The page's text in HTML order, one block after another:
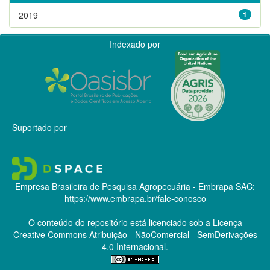
1
2019
Indexado por
Suportado por
Empresa Brasileira de Pesquisa Agropecuária - Embrapa SAC:
https://www.embrapa.br/fale-conosco
O conteúdo do repositório está licenciado sob a Licença
Creative CommonsAtribuição - NãoComercial - SemDerivações
4.0 Internacional.